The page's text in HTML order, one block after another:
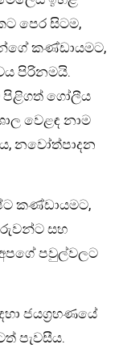
පෙර සිටම,
කණ්ඩායමට,
පිරිනමයි.
ගෝලීය
වෙළඳ නාම
නවෝත්පාදන
කණ්ඩායමට,
සහ
පවුල්වලට
ජයග්‍රහණයේ
පැවසීය.